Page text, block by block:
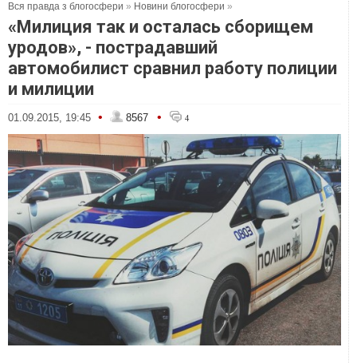
Вся правда з блогосфери » Новини блогосфери »
«Милиция так и осталась сборищем
уродов», - пострадавший
автомобилист сравнил работу полиции
и милиции
01.09.2015, 19:45 • 8567 • 4